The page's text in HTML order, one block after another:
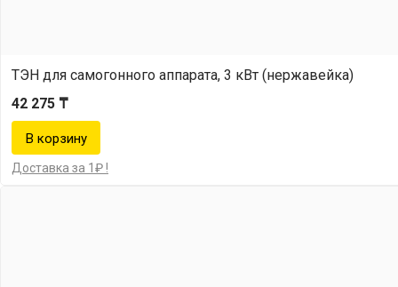
ТЭН для самогонного аппарата, 3 кВт (нержавейка)
42 275 ₸
Доставка за 1₽ !